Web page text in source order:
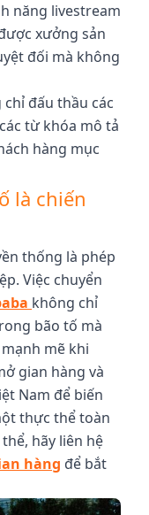
năng livestream
xưởng sản
đối mà không
đấu thầu các
từ khóa mô tả
hàng mục
là chiến
thống là phép
Việc chuyển
không chỉ
bão tố mà
mẽ khi
gian hàng và
Nam để biến
thực thể toàn
hãy liên hệ
hàng để bắt